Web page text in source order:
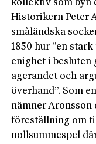
kollektiv som byn
Historikern Peter
småländska
1850 hur ”en
enighet i
agerandet och
överhand”. Som
nämner Aronsson
föreställning om
nollsummespel